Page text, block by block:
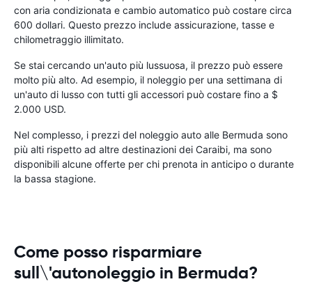
con aria condizionata e cambio automatico può costare circa
600 dollari. Questo prezzo include assicurazione, tasse e
chilometraggio illimitato.
Se stai cercando un'auto più lussuosa, il prezzo può essere
molto più alto. Ad esempio, il noleggio per una settimana di
un'auto di lusso con tutti gli accessori può costare fino a $
2.000 USD.
Nel complesso, i prezzi del noleggio auto alle Bermuda sono
più alti rispetto ad altre destinazioni dei Caraibi, ma sono
disponibili alcune offerte per chi prenota in anticipo o durante
la bassa stagione.
Come posso risparmiare
sull\'autonoleggio in Bermuda?